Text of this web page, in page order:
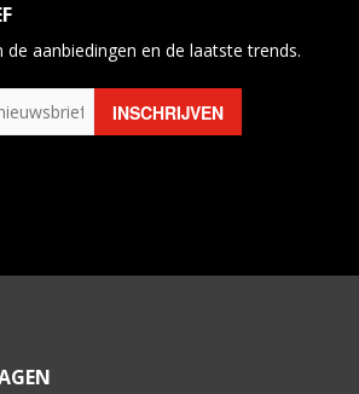
aanbiedingen en de laatste trends.